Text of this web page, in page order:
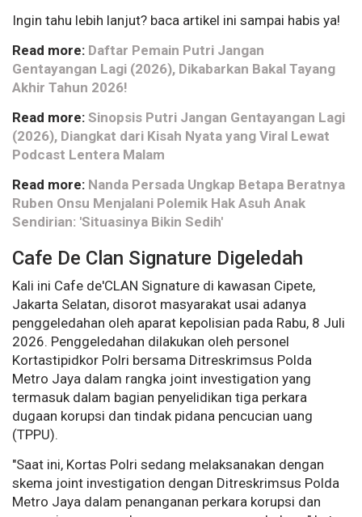
Ingin tahu lebih lanjut? baca artikel ini sampai habis ya!
Read more: Daftar Pemain Putri Jangan
Gentayangan Lagi (2026), Dikabarkan Bakal Tayang
Akhir Tahun 2026!
Read more: Sinopsis Putri Jangan Gentayangan Lagi
(2026), Diangkat dari Kisah Nyata yang Viral Lewat
Podcast Lentera Malam
Read more: Nanda Persada Ungkap Betapa Beratnya
Ruben Onsu Menjalani Polemik Hak Asuh Anak
Sendirian: 'Situasinya Bikin Sedih'
Cafe De Clan Signature Digeledah
Kali ini Cafe de'CLAN Signature di kawasan Cipete,
Jakarta Selatan, disorot masyarakat usai adanya
penggeledahan oleh aparat kepolisian pada Rabu, 8 Juli
2026. Penggeledahan dilakukan oleh personel
Kortastipidkor Polri bersama Ditreskrimsus Polda
Metro Jaya dalam rangka joint investigation yang
termasuk dalam bagian penyelidikan tiga perkara
dugaan korupsi dan tindak pidana pencucian uang
(TPPU).
"Saat ini, Kortas Polri sedang melaksanakan dengan
skema joint investigation dengan Ditreskrimsus Polda
Metro Jaya dalam penanganan perkara korupsi dan